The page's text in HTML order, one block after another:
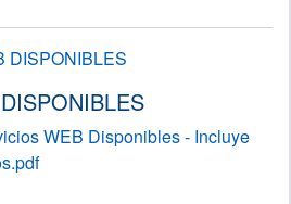
DISPONIBLES
WEB Disponibles - Incluye